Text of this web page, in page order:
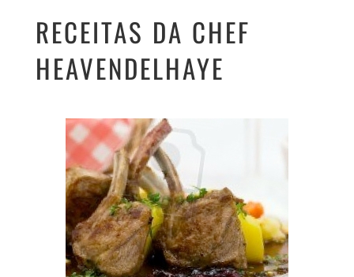
RECEITAS DA CHEF
HEAVENDELHAYE